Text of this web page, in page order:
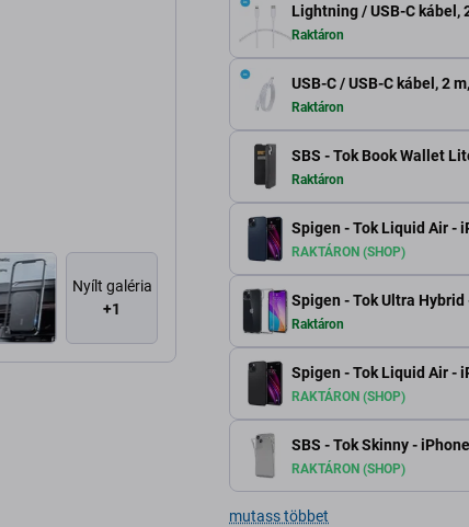
Nyílt galéria
+1
Lightning / USB-C
Raktáron
USB-C / USB-C kábel, 2
Raktáron
SBS - Tok Book Wallet
Raktáron
Spigen - Tok Liquid Air -
RAKTÁRON (SHOP)
Spigen - Tok Ultra
Raktáron
Spigen - Tok Liquid Air -
RAKTÁRON (SHOP)
SBS - Tok Skinny -
RAKTÁRON (SHOP)
mutass többet